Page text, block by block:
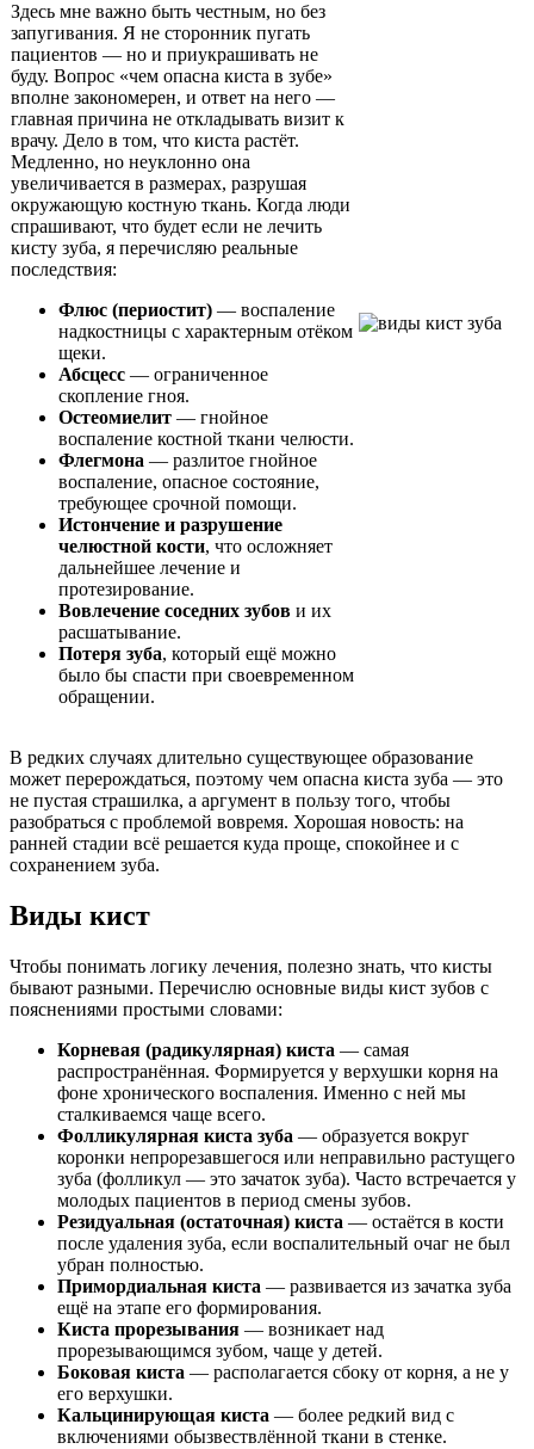
Здесь мне важно быть честным, но без
запугивания. Я не сторонник пугать
пациентов — но и приукрашивать не
буду. Вопрос «чем опасна киста в зубе»
вполне закономерен, и ответ на него —
главная причина не откладывать визит к
врачу. Дело в том, что киста растёт.
Медленно, но неуклонно она
увеличивается в размерах, разрушая
окружающую костную ткань. Когда люди
спрашивают, что будет если не лечить
кисту зуба, я перечисляю реальные
последствия:
Флюс (периостит) — воспаление
надкостницы с характерным отёком
щеки.
Абсцесс — ограниченное
скопление гноя.
Остеомиелит — гнойное
воспаление костной ткани челюсти.
Флегмона — разлитое гнойное
воспаление, опасное состояние,
требующее срочной помощи.
Истончение и разрушение
челюстной кости, что осложняет
дальнейшее лечение и
протезирование.
Вовлечение соседних зубов и их
расшатывание.
Потеря зуба, который ещё можно
было бы спасти при своевременном
обращении.
В редких случаях длительно существующее образование
может перерождаться, поэтому чем опасна киста зуба — это
не пустая страшилка, а аргумент в пользу того, чтобы
разобраться с проблемой вовремя. Хорошая новость: на
ранней стадии всё решается куда проще, спокойнее и с
сохранением зуба.
Виды кист
Чтобы понимать логику лечения, полезно знать, что кисты
бывают разными. Перечислю основные виды кист зубов с
пояснениями простыми словами:
Корневая (радикулярная) киста — самая
распространённая. Формируется у верхушки корня на
фоне хронического воспаления. Именно с ней мы
сталкиваемся чаще всего.
Фолликулярная киста зуба — образуется вокруг
коронки непрорезавшегося или неправильно растущего
зуба (фолликул — это зачаток зуба). Часто встречается у
молодых пациентов в период смены зубов.
Резидуальная (остаточная) киста — остаётся в кости
после удаления зуба, если воспалительный очаг не был
убран полностью.
Примордиальная киста — развивается из зачатка зуба
ещё на этапе его формирования.
Киста прорезывания — возникает над
прорезывающимся зубом, чаще у детей.
Боковая киста — располагается сбоку от корня, а не у
его верхушки.
Кальцинирующая киста — более редкий вид с
включениями обызвествлённой ткани в стенке.